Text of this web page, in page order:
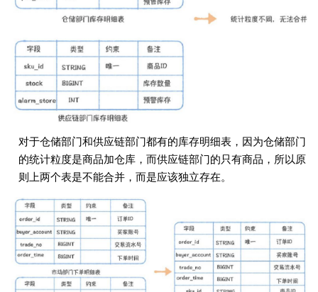
对于仓储部⻔和供应链部⻔都有的库存明细表，因为仓储部⻔
的统计粒度是商品加仓库，⽽供应链部⻔的只有商品，所以原
则上两个表是不能合并，⽽是应该独⽴存在。